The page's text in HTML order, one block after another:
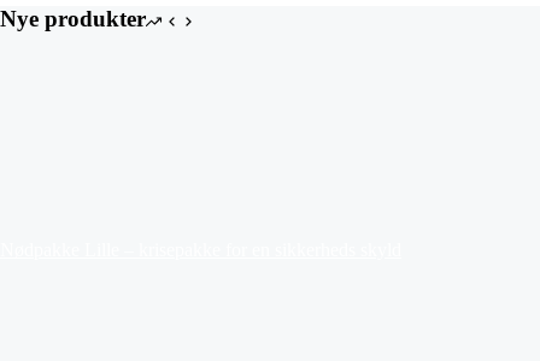
Nye produkter